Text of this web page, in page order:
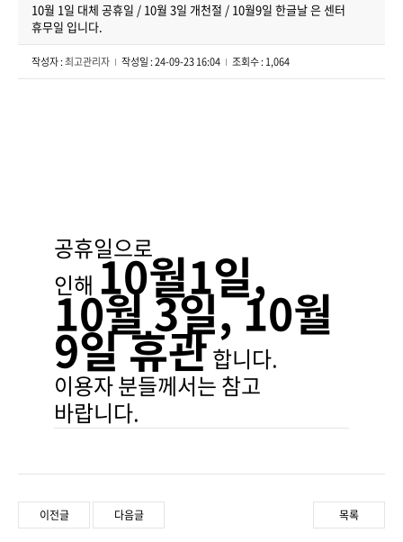
10월 1일 대체 공휴일 / 10월 3일 개천절 / 10월9일 한글날 은 센터
휴무일 입니다.
작성자 :최고관리자 작성일 : 24-09-23 16:04 조회수 : 1,064
공휴일으로
인해10월1일,
10월 3일, 10월
9일 휴관합니다.
이용자 분들께서는 참고
바랍니다.
이전글 다음글 목록